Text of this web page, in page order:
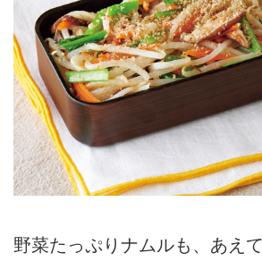
野菜たっぷりナムルも、あえ